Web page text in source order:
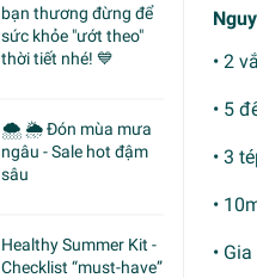
bạn thương đừng để
sức khỏe "ướt theo"
thời tiết nhé! 💙
🌨 🌦 Đón mùa mưa
ngâu - Sale hot đậm
sâu
Healthy Summer Kit -
Checklist “must-have”
• 2
• 5
• 3
•
•